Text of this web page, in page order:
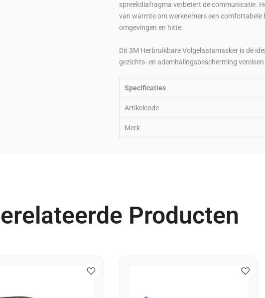
spreekdiafragma verbetert de communicatie.
van warmte om werknemers een comfortabele
omgevingen en hitte.
Dit 3M Herbruikbare Volgelaatsmasker is de
gezichts- en ademhalingsbescherming vereisen.
Specificaties
Artikelcode
Merk
Producten